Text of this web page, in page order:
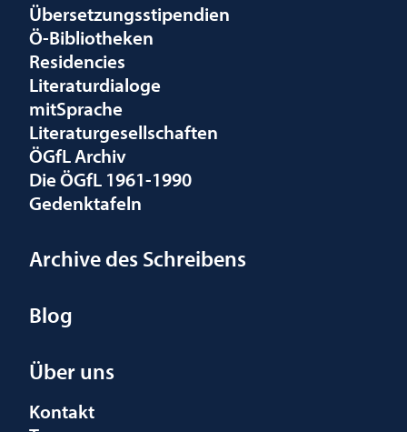
Übersetzungsstipendien
Ö-Bibliotheken
Residencies
Literaturdialoge
mitSprache
Literaturgesellschaften
ÖGfL Archiv
Die ÖGfL 1961-1990
Gedenktafeln
Archive des Schreibens
Blog
Über uns
Kontakt